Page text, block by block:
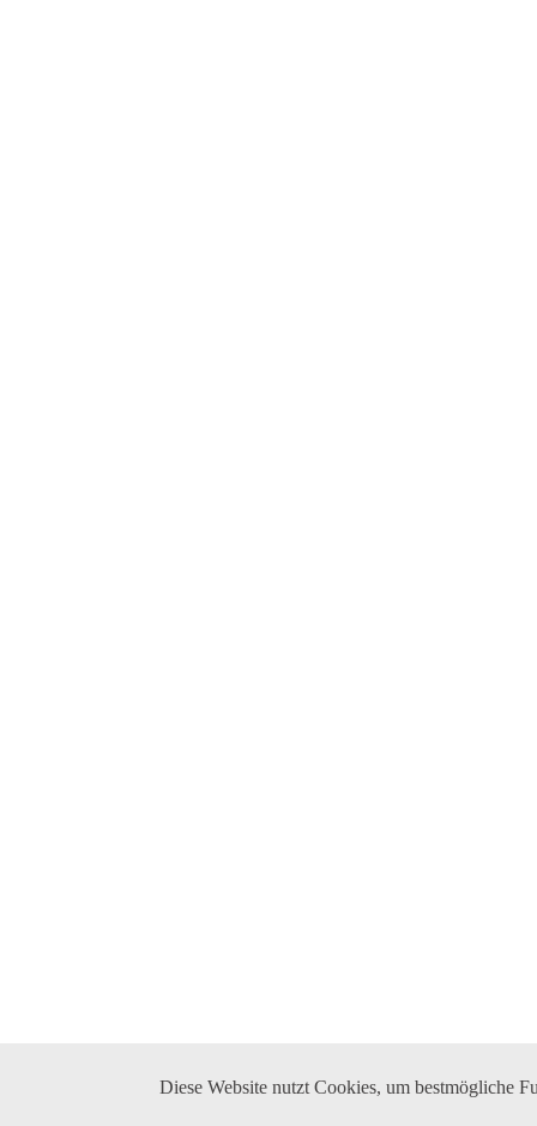
Diese Website nutzt Cookies, um bestmögliche